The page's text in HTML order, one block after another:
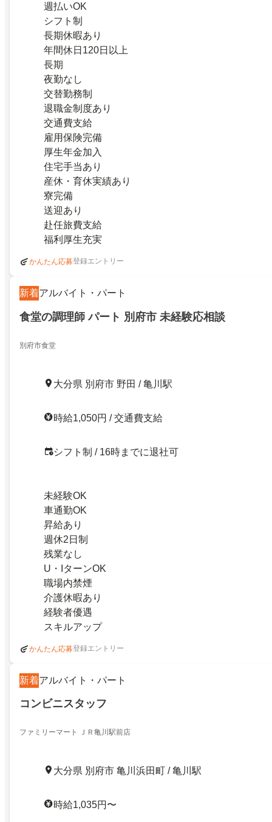
週払いOK
シフト制
長期休暇あり
年間休日120日以上
長期
夜勤なし
交替勤務制
退職金制度あり
交通費支給
雇用保険完備
厚生年金加入
住宅手当あり
産休・育休実績あり
寮完備
送迎あり
赴任旅費支給
福利厚生充実
かんたん応募登録エントリー
新着アルバイト・パート
食堂の調理師 パート 別府市 未経験応相談
別府市食堂
大分県 別府市 野田 / 亀川駅
時給1,050円 / 交通費支給
シフト制 / 16時までに退社可
未経験OK
車通勤OK
昇給あり
週休2日制
残業なし
U・IターンOK
職場内禁煙
介護休暇あり
経験者優遇
スキルアップ
かんたん応募登録エントリー
新着アルバイト・パート
コンビニスタッフ
ファミリーマート ＪＲ亀川駅前店
大分県 別府市 亀川浜田町 / 亀川駅
時給1,035円〜